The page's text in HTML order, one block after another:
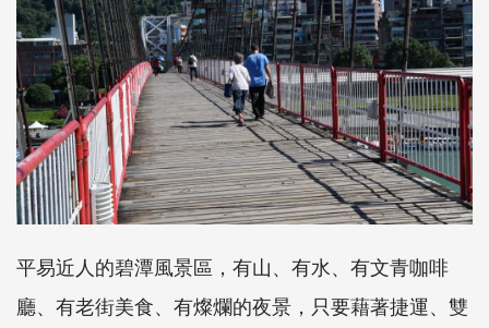
平易近人的碧潭風景區，有山、有水、有文青咖啡
廳、有老街美食、有燦爛的夜景，只要藉著捷運、雙